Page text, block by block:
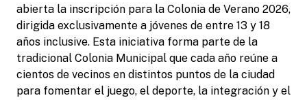
abierta la inscripción para la Colonia de Verano 2026,
dirigida exclusivamente a jóvenes de entre 13 y 18
años inclusive. Esta iniciativa forma parte de la
tradicional Colonia Municipal que cada año reúne a
cientos de vecinos en distintos puntos de la ciudad
para fomentar el juego, el deporte, la integración y el